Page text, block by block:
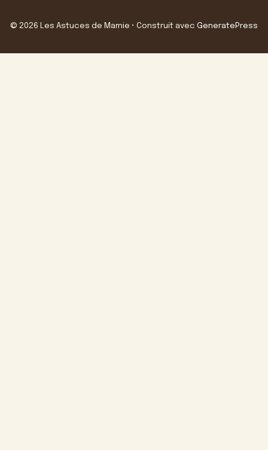
© 2026 Les Astuces de Mamie • Construit avec GeneratePress